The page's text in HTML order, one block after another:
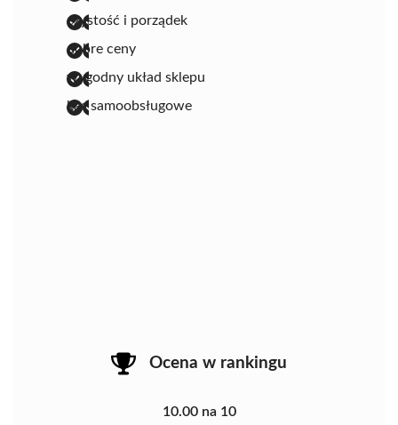
czystość i porządek
dobre ceny
wygodny układ sklepu
kas samoobsługowe
Ocena w rankingu
10.00 na 10